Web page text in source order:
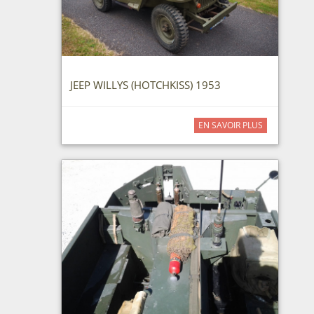
JEEP WILLYS (HOTCHKISS) 1953
EN SAVOIR PLUS